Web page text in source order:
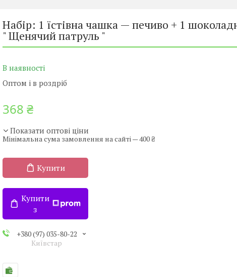
Набір: 1 їстівна чашка — печиво + 1
" Щенячий патруль "
В наявності
Оптом і в роздріб
368 ₴
Показати оптові ціни
Мінімальна сума замовлення на сайті — 400 ₴
Купити
Купити
з
+380 (97) 035-80-22
Київстар